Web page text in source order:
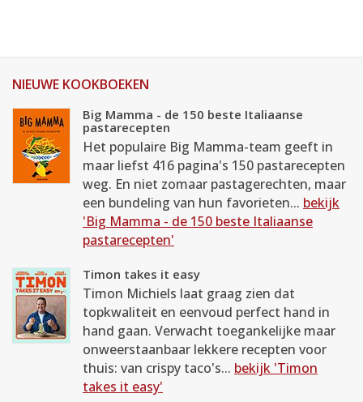
NIEUWE KOOKBOEKEN
Big Mamma - de 150 beste Italiaanse
pastarecepten
Het populaire Big Mamma-team geeft in
maar liefst 416 pagina's 150 pastarecepten
weg. En niet zomaar pastagerechten, maar
een bundeling van hun favorieten... bekijk
'Big Mamma - de 150 beste Italiaanse
pastarecepten'
Timon takes it easy
Timon Michiels laat graag zien dat
topkwaliteit en eenvoud perfect hand in
hand gaan. Verwacht toegankelijke maar
onweerstaanbaar lekkere recepten voor
thuis: van crispy taco's... bekijk 'Timon
takes it easy'